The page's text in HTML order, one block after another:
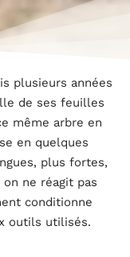
plusieurs années
de ses feuilles
même arbre en
en quelques
plus fortes,
ne réagit pas
conditionne
outils utilisés.